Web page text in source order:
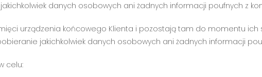
danych osobowych ani żadnych informacji poufnych z
urządzenia końcowego Klienta i pozostają tam do momentu ich
jakichkolwiek danych osobowych ani żadnych informacji
celu: